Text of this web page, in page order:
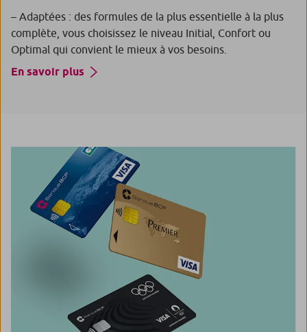
– Adaptées : des formules de la plus essentielle à la plus
complète, vous choisissez le niveau Initial, Confort ou
Optimal qui convient le mieux à vos besoins.
En savoir plus